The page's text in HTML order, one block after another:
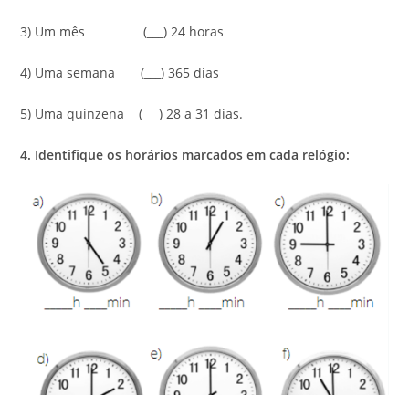
3) Um mês (___) 24 horas
4) Uma semana (___) 365 dias
5) Uma quinzena (___) 28 a 31 dias.
4. Identifique os horários marcados em cada relógio: